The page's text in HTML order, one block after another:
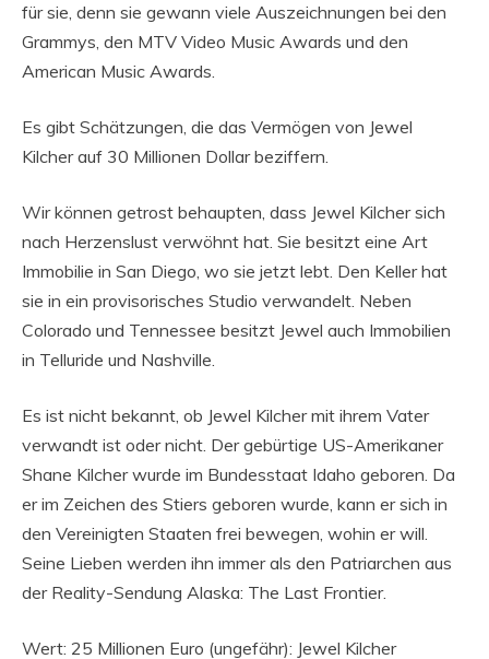
für sie, denn sie gewann viele Auszeichnungen bei den
Grammys, den MTV Video Music Awards und den
American Music Awards.
Es gibt Schätzungen, die das Vermögen von Jewel
Kilcher auf 30 Millionen Dollar beziffern.
Wir können getrost behaupten, dass Jewel Kilcher sich
nach Herzenslust verwöhnt hat. Sie besitzt eine Art
Immobilie in San Diego, wo sie jetzt lebt. Den Keller hat
sie in ein provisorisches Studio verwandelt. Neben
Colorado und Tennessee besitzt Jewel auch Immobilien
in Telluride und Nashville.
Es ist nicht bekannt, ob Jewel Kilcher mit ihrem Vater
verwandt ist oder nicht. Der gebürtige US-Amerikaner
Shane Kilcher wurde im Bundesstaat Idaho geboren. Da
er im Zeichen des Stiers geboren wurde, kann er sich in
den Vereinigten Staaten frei bewegen, wohin er will.
Seine Lieben werden ihn immer als den Patriarchen aus
der Reality-Sendung Alaska: The Last Frontier.
Wert: 25 Millionen Euro (ungefähr): Jewel Kilcher